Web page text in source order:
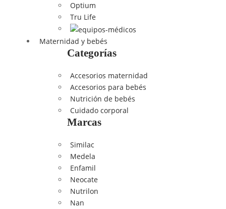
Optium
Tru Life
Maternidad y bebés
Categorías
Accesorios maternidad
Accesorios para bebés
Nutrición de bebés
Cuidado corporal
Marcas
Similac
Medela
Enfamil
Neocate
Nutrilon
Nan